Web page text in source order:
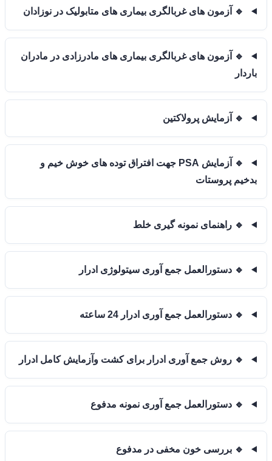
🔹 آزمون های غربالگری بیماری های متابولیک در نوزادان
🔹 آزمون های غربالگری بیماری های مادرزادی در مادران
باردار
🔹 آزمایش پرولاکتین
🔹 آزمایش PSA جهت افتراق توده های خوش خیم و
بدخیم پروستات
🔹 راهنمای نمونه گیری خلط
🔹 دستورالعمل جمع آوری سیتولوژی ادرار
🔹 دستورالعمل جمع آوری ادرار 24 ساعته
🔹 روش جمع آوری ادرار برای کشت وآزمایش کامل ادرار
🔹 دستورالعمل جمع آوری نمونه مدفوع
🔹 بررسی خون مخفی در مدفوع